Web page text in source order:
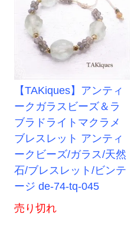
【TAKiques】アンティ
ークガラスビーズ＆ラ
ブラドライトマクラメ
ブレスレット アンティ
ークビーズ/ガラス/天然
石/ブレスレット/ビンテ
ージ de-74-tq-045
売り切れ